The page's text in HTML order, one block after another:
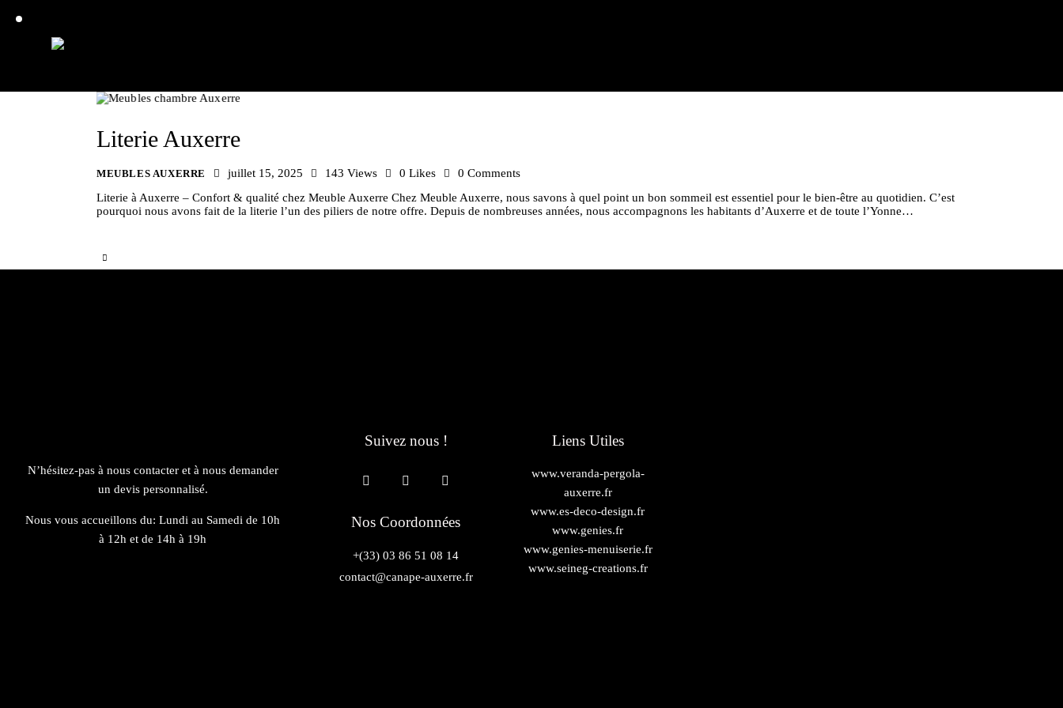
Literie Auxerre
MEUBLES AUXERRE juillet 15, 2025 143 Views 0 Likes 0 Comments
Literie à Auxerre – Confort & qualité chez Meuble Auxerre Chez Meuble Auxerre, nous savons à quel point un bon sommeil est essentiel pour le bien-être au quotidien. C’est
pourquoi nous avons fait de la literie l’un des piliers de notre offre. Depuis de nombreuses années, nous accompagnons les habitants d’Auxerre et de toute l’Yonne…
N’hésitez-pas à nous contacter et à nous demander
un devis personnalisé.
Nous vous accueillons du: Lundi au Samedi de 10h
à 12h et de 14h à 19h
Suivez nous !
Nos Coordonnées
+(33) 03 86 51 08 14
contact@canape-auxerre.fr
Liens Utiles
www.veranda-pergola-
auxerre.fr
www.es-deco-design.fr
www.genies.fr
www.genies-menuiserie.fr
www.seineg-creations.fr